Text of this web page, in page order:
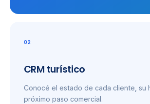
02
CRM turístico
Conocé el estado de cada cliente, su
próximo paso comercial.